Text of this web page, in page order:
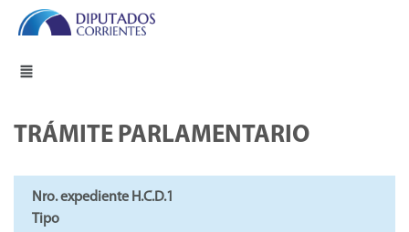
TRÁMITE PARLAMENTARIO
Nro. expediente H.C.D.1
Tipo